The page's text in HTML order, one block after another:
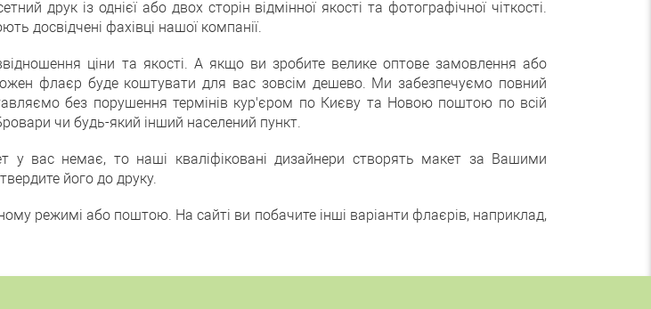
друк із однієї або двох сторін відмінної якості та фотографічної чіткості.
досвідчені фахівці нашої компанії.
ціни та якості. А якщо ви зробите велике оптове замовлення або
флаєр буде коштувати для вас зовсім дешево. Ми забезпечуємо повний
без порушення термінів кур'єром по Києву та Новою поштою по всій
чи будь-який інший населений пункт.
вас немає, то наші кваліфіковані дизайнери створять макет за Вашими
його до друку.
режимі або поштою. На сайті ви побачите інші варіанти флаєрів, наприклад,